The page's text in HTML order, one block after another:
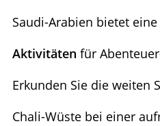
Saudi-Arabien bietet
Aktivitäten für
Erkunden Sie die weiten
Chali-Wüste bei einer